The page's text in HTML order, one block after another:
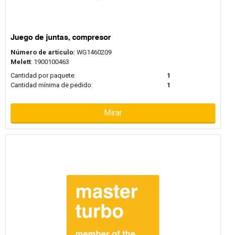
Juego de juntas, compresor
Número de artículo: WG1460209
Melett: 1900100463
Cantidad por paquete:
1
Cantidad mínima de pedido:
1
Mirar